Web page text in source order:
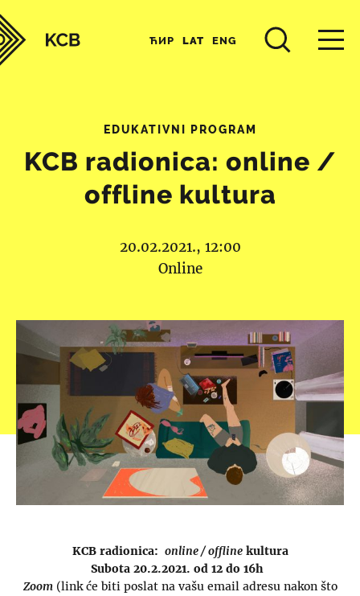
ЋИР LAT ENG
EDUKATIVNI PROGRAM
KCB radionica: online /
offline kultura
20.02.2021., 12:00
Online
KCB radionica: online / offlinekultura
Subota 20.2.2021. od 12 do 16h
Zoom(link će biti poslat na vašu email adresu nakon što